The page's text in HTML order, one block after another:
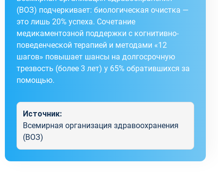
(ВОЗ) подчеркивает: биологическая очистка —
это лишь 20% успеха. Сочетание
медикаментозной поддержки с когнитивно-
поведенческой терапией и методами «12
шагов» повышает шансы на долгосрочную
трезвость (более 3 лет) у 65% обратившихся за
помощью.
Источник:
Всемирная организация здравоохранения
(ВОЗ)